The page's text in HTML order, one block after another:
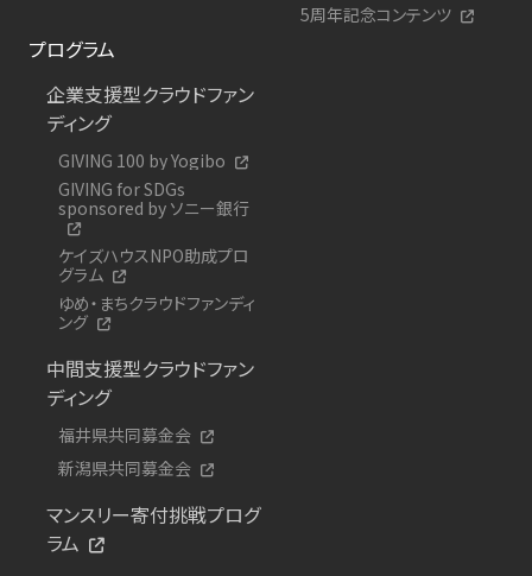
5周年記念コンテンツ
プログラム
企業支援型クラウドファン
ディング
GIVING 100 by Yogibo
GIVING for SDGs
sponsored by ソニー銀行
ケイズハウスNPO助成プロ
グラム
ゆめ・まちクラウドファンディ
ング
中間支援型クラウドファン
ディング
福井県共同募金会
新潟県共同募金会
マンスリー寄付挑戦プログ
ラム